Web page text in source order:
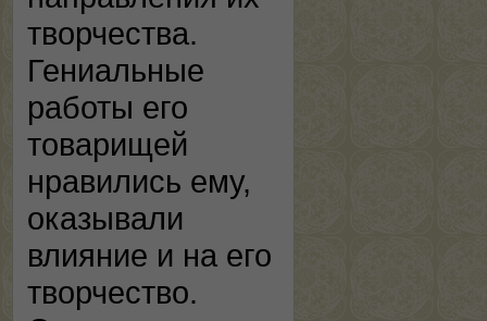
творчества.
Гениальные
работы его
товарищей
нравились ему,
оказывали
влияние и на его
творчество.